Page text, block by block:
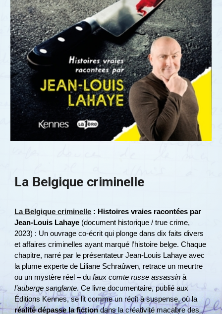
La Belgique criminelle
La Belgique criminelle : Histoires vraies racontées par
Jean-Louis Lahaye (document historique / true crime,
2023) : Un ouvrage co-écrit qui plonge dans dix faits divers
et affaires criminelles ayant marqué l’histoire belge​. Chaque
chapitre, narré par le présentateur Jean-Louis Lahaye avec
la plume experte de Liliane Schraûwen, retrace un meurtre
ou un mystère réel – dufaux comte russe assassin à
l’auberge sanglante. Ce livre documentaire, publié aux
Éditions Kennes, se lit comme un récit à suspense, où la
réalité dépasse la fictiondans la créativité macabre des